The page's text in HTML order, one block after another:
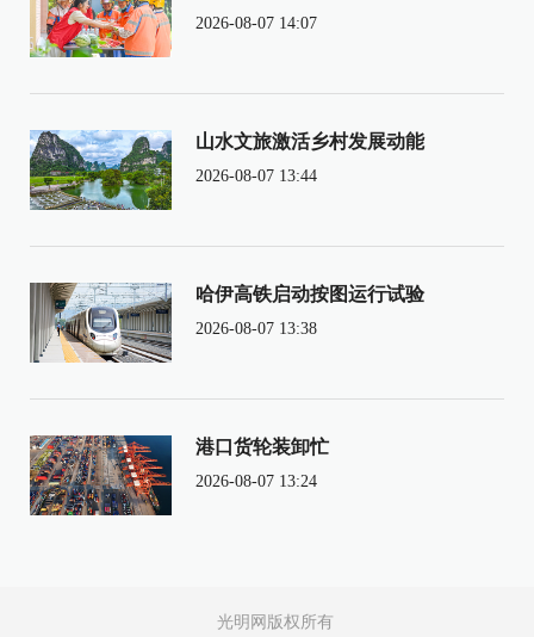
2026-08-07 14:07
山水文旅激活乡村发展动能
2026-08-07 13:44
哈伊高铁启动按图运行试验
2026-08-07 13:38
港口货轮装卸忙
2026-08-07 13:24
光明网版权所有